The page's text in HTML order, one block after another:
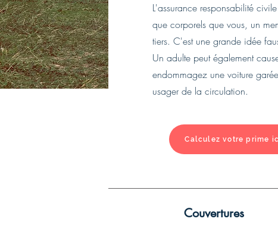
L'assurance responsabilité
que corporels que vous, un
tiers. C'est une grande idée
Un adulte peut également
endommagez une voiture
usager de la circulation.
Calculez votre prime
Couvertures